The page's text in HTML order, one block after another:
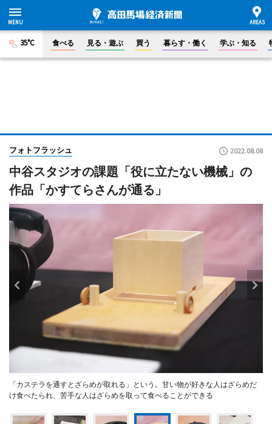
35°C 食べる 見る・遊ぶ 買う 暮らす・働く 学ぶ・知る
フォトフラッシュ 2022.08.08
中谷スタジオの課題「役に立たない機械」の
作品「かすてらさんが通る」
「カステラを通すとざらめが取れる」という。甘い物が好きな人はざらめだ
け食べたられ、苦手な人はざらめを取って食べることができる